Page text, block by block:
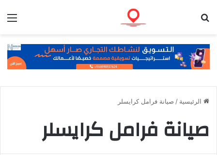
الرئيسية / صيانة فرامل كرايسلر
صيانة فرامل كرايسلر